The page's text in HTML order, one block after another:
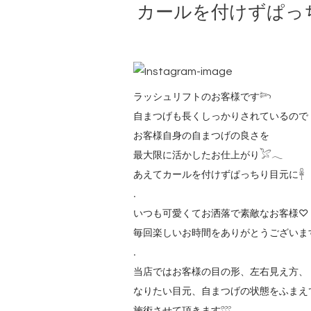
カールを付けずぱっ
ラッシュリフトのお客様です𓆸
自まつげも長くしっかりされているので
お客様自身の自まつげの良さを
最大限に活かしたお仕上がり𓅯𓂃
あえてカールを付けずぱっちり目元に𓋈
.
いつも可愛くてお洒落で素敵なお客様♡
毎回楽しいお時間をありがとうござい
.
当店ではお客様の目の形、左右見え方、
なりたい目元、自まつげの状態をふまえ